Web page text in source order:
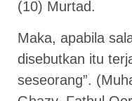
(10) Murtad.
Maka, apabila
disebutkan itu
seseorang”.